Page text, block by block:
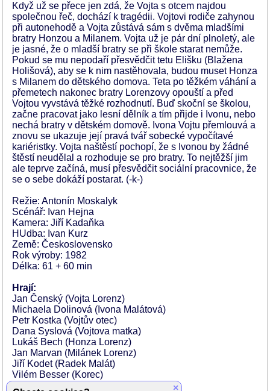
Když už se přece jen zdá, že Vojta s otcem najdou
společnou řeč, dochází k tragédii. Vojtovi rodiče zahynou
při autonehodě a Vojta zůstává sám s dvěma mladšími
bratry Honzou a Milanem. Vojta už je pár dní plnoletý, ale
je jasné, že o mladší bratry se při škole starat nemůže.
Pokud se mu nepodaří přesvědčit tetu Elišku (Blažena
Holišová), aby se k nim nastěhovala, budou muset Honza
s Milanem do dětského domova. Teta po těžkém váhání a
přemetech nakonec bratry Lorenzovy opouští a před
Vojtou vyvstává těžké rozhodnutí. Buď skoční se školou,
začne pracovat jako lesní dělník a tím přijde i Ivonu, nebo
nechá bratry v dětském domově. Ivona Vojtu přemlouvá a
znovu se ukazuje její pravá tvář sobecké vypočítavé
kariéristky. Vojta naštěstí pochopí, že s Ivonou by žádné
štěstí neudělal a rozhoduje se pro bratry. To nejtěžší jim
ale teprve začíná, musí přesvědčit sociální pracovnice, že
se o sebe dokáží postarat. (-k-)
Režie: Antonín Moskalyk
Scénář: Ivan Hejna
Kamera: Jiří Kadaňka
HUdba: Ivan Kurz
Země: Československo
Rok výroby: 1982
Délka: 61 + 60 min
Hrají:
Jan Čenský (Vojta Lorenz)
Michaela Dolinová (Ivona Malátová)
Petr Kostka (Vojtův otec)
Dana Syslová (Vojtova matka)
Lukáš Bech (Honza Lorenz)
Jan Marvan (Milánek Lorenz)
Jiří Kodet (Radek Malát)
Vilém Besser (Korec)
×